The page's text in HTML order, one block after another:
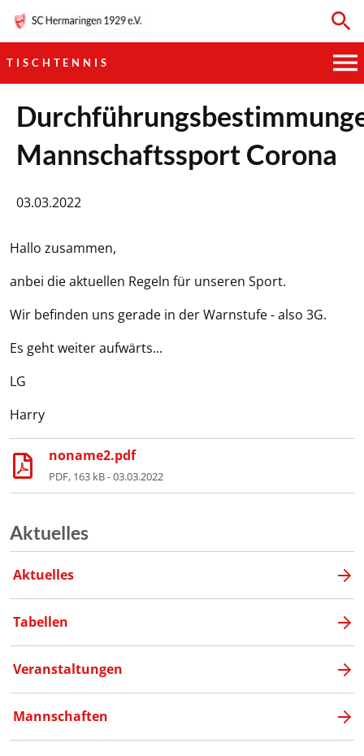
TISCHTENNIS
HAUPTVEREIN
SPORTKEGELN
TISCHTENNIS
BOGENSCHIESSEN
Mannschaftssport Corona
03.03.2022
Hallo zusammen,
anbei die aktuellen Regeln für unseren Sport.
Wir befinden uns gerade in der Warnstufe - also 3G.
Es geht weiter aufwärts...
LG
Harry
noname2.pdf
PDF, 163 kB - 03.03.2022
Aktuelles
Aktuelles
Tabellen
Veranstaltungen
Mannschaften